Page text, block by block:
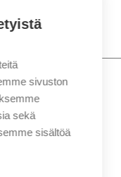
sivuston
sekä
sisältöä